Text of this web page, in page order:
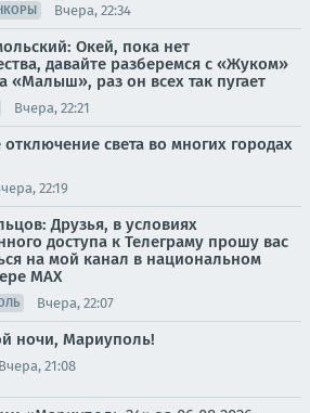
Вчера, 22:34
Окей, пока нет
давайте разберемся с «Жуком»
«Малыш», раз он всех так пугает
Вчера, 22:21
света во многих городах
22:19
Друзья, в условиях
доступа к Телеграму прошу вас
на мой канал в национальном
МАХ
Вчера, 22:07
ночи, Мариуполь!
Вчера, 21:08